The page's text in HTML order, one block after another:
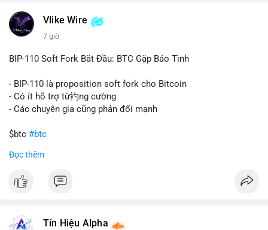
này có thể phản ánh ba kịch bản chính: thứ nhất, cá voi đang
chuẩn bị thanh khoản bằng cách chuyển lên sàn giao dịch, tạo
để nắm giữ dài hạn, thể hiện niềm tin vào xu hướng tăng; thứ
tán rủi ro. Với mức giá 65K, khối lượng này không quá lớn để
gây sốc thanh khoản tức thời, nhưng vẫn đủ sức tạo biến động
tâm lý ngắn hạn nếu hướng đến sàn tập trung.
Lời khuyên cho nhà đầu tư nhỏ lẻ:
hướng đi của dòng tiền. Tránh hành động theo cảm xúc, ưu
rõ ràng về đích đến của số BTC này.
#dongtienlon
Vlike Wire
7 giờ
BIP-110 Soft Fork Bắt Đầu: BTC Gặp Báo Tình
- BIP-110 là proposition soft fork cho Bitcoin
- Có ít hỗ trợ từ礿ng cường
- Các chuyên gia cũng phản đối mạnh
$btc #btc
#vlikevn
📰 Nguồn: CoinDesk
Đọc thêm
Tín Hiệu Alpha